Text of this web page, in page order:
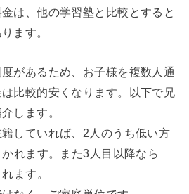
は、他の学習塾と比較とすると
ます。
があるため、お子様を複数人通
比較的安くなります。以下で兄
します。
籍していれば、2人のうち低い方
れます。また3人目以降なら
ます。